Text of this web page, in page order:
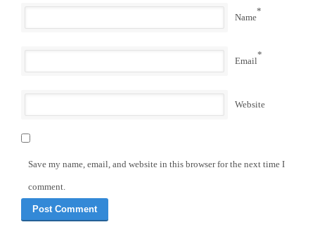
Name
*
Email
*
Website
Save my name, email, and website in this browser for the next time I
comment.